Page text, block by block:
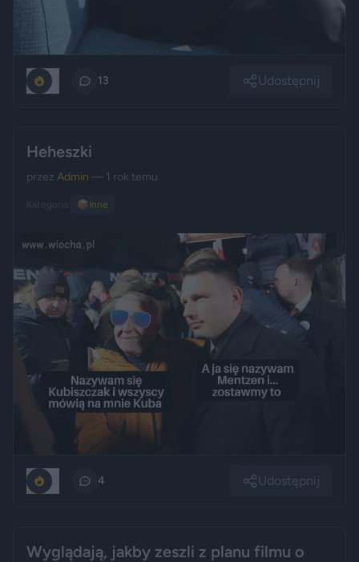
13 Udostępnij
Heheszki
przez Admin — 1 rok temu
Kategoria: 📦 Inne
4 Udostępnij
Wyglądają, jakby zeszli z planu filmu o